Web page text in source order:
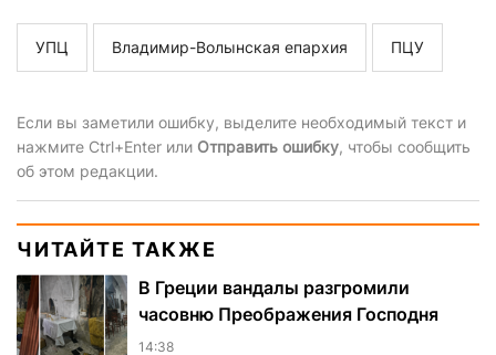
УПЦ Владимир-Волынская епархия ПЦУ
Если вы заметили ошибку, выделите необходимый текст и
нажмите Ctrl+Enter или Отправить ошибку, чтобы сообщить
об этом редакции.
ЧИТАЙТЕ ТАКЖЕ
В Греции вандалы разгромили
часовню Преображения Господня
14:38